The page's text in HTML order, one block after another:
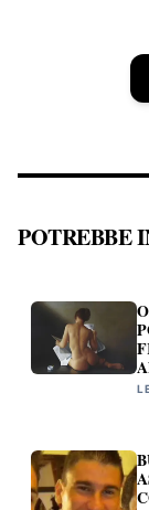
POTREBBE